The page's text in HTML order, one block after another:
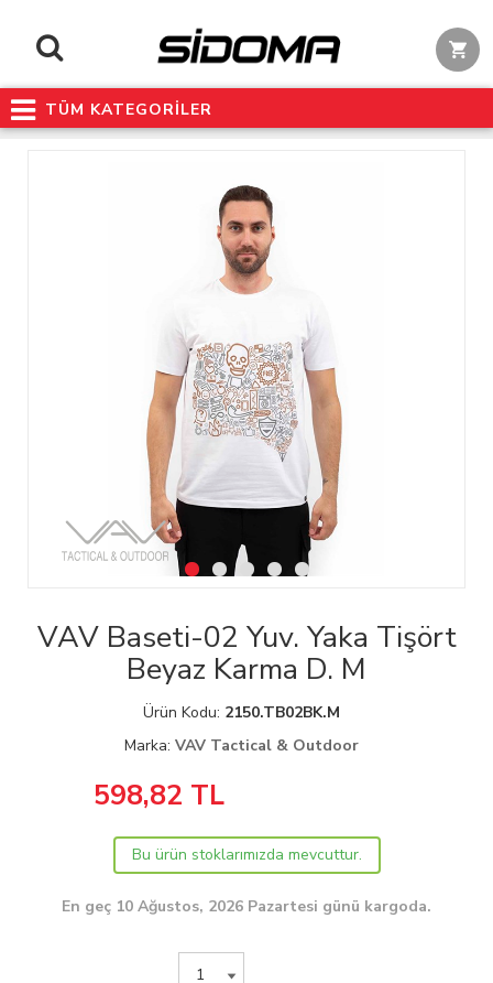
TÜM KATEGORİLER
VAV Baseti-02 Yuv. Yaka Tişört
Beyaz Karma D. M
Ürün Kodu: 2150.TB02BK.M
Marka: VAV Tactical & Outdoor
598,82 TL
Bu ürün stoklarımızda mevcuttur.
En geç 10 Ağustos, 2026 Pazartesi günü kargoda.